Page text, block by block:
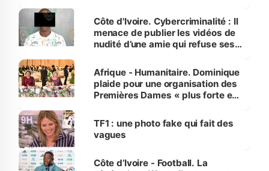
des Transports
Côte d'Ivoire. Cybercriminalité : Il
menace de publier les vidéos de
nudité d’une amie qui refuse ses
Afrique - Humanitaire. Dominique
plaide pour une organisation des
Premières Dames « plus forte et
sur la scène internationale »
TF1 : une photo fake qui fait des
vagues
Côte d’Ivoire - Football. La